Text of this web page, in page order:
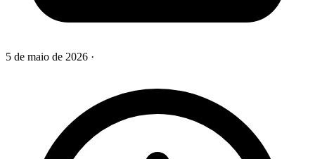
5 de maio de 2026 ·